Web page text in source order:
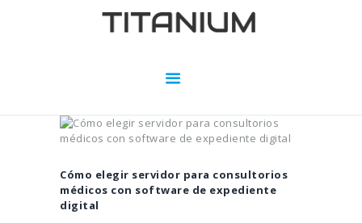
SOBRE NOSOTROS
CONTACTO
Cómo elegir servidor para consultorios
médicos con software de expediente
digital